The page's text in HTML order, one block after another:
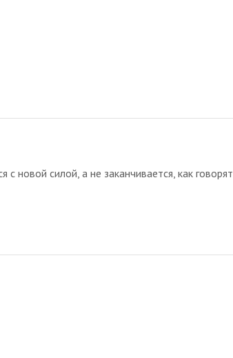
новой силой, а не заканчивается, как говорят